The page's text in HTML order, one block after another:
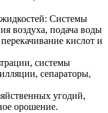
Системы
воздуха, подача воды
кислот и
системы
сепараторы,
угодий,
орошение.